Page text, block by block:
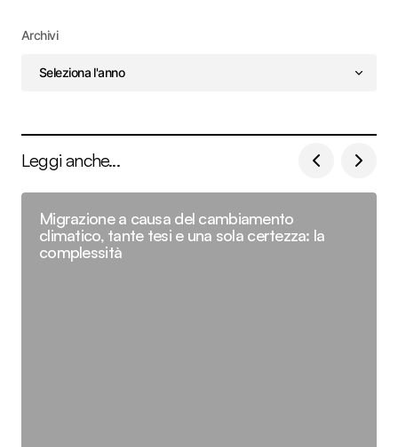
Archivi
Leggi anche...
Migrazione a causa del cambiamento
climatico, tante tesi e una sola certezza: la
complessità